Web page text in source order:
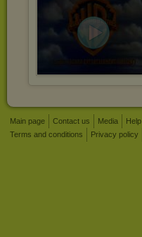
Main page Contact us Media Help
Terms and conditions
Privacy policy